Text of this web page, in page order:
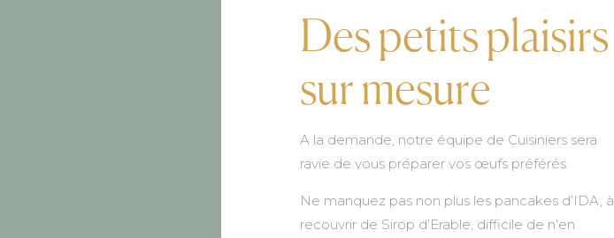
Des petits plaisirs
sur mesure
A la demande, notre équipe de Cuisiniers sera
ravie de vous préparer vos œufs préférés.
Ne manquez pas non plus les pancakes d’IDA, à
recouvrir de Sirop d’Erable, difficile de n’en